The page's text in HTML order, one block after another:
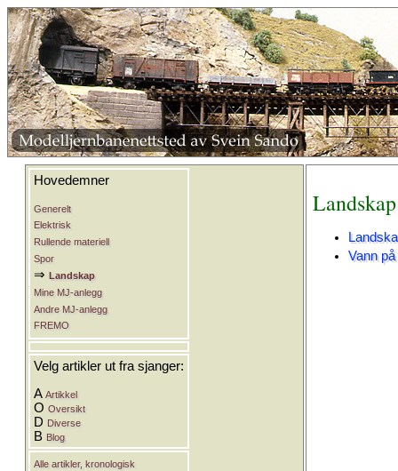
Hovedemner
Generelt
Elektrisk
Rullende materiell
Spor
⇒Landskap
Mine MJ-anlegg
Andre MJ-anlegg
FREMO
Velg artikler ut fra sjanger:
AArtikkel
OOversikt
D Diverse
B Blog
Alle artikler, kronologisk
Landskap
Vann